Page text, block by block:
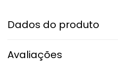
Dados do produto
Avaliações